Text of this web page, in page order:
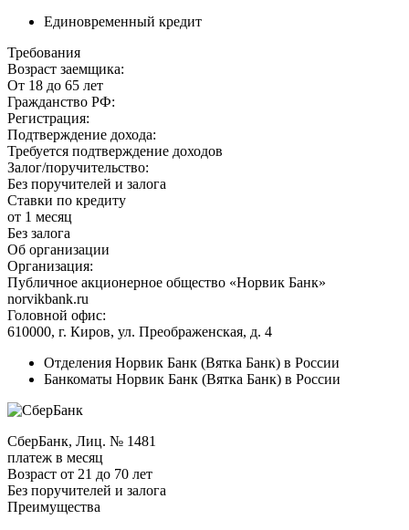
Единовременный кредит
Требования
Возраст заемщика:
От 18 до 65 лет
Гражданство РФ:
Регистрация:
Подтверждение дохода:
Требуется подтверждение доходов
Залог/поручительство:
Без поручителей и залога
Ставки по кредиту
от 1 месяц
Без залога
Об организации
Организация:
Публичное акционерное общество «Норвик Банк»
norvikbank.ru
Головной офис:
610000, г. Киров, ул. Преображенская, д. 4
Отделения Норвик Банк (Вятка Банк) в России
Банкоматы Норвик Банк (Вятка Банк) в России
СберБанк, Лиц. № 1481
платеж в месяц
Возраст от 21 до 70 лет
Без поручителей и залога
Преимущества